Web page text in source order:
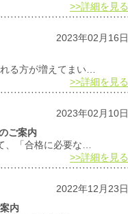
>>詳細を見る
2023年02月16日
る方が増えてまい…
>>詳細を見る
2023年02月10日
ご案内
、「合格に必要な…
>>詳細を見る
2022年12月23日
内